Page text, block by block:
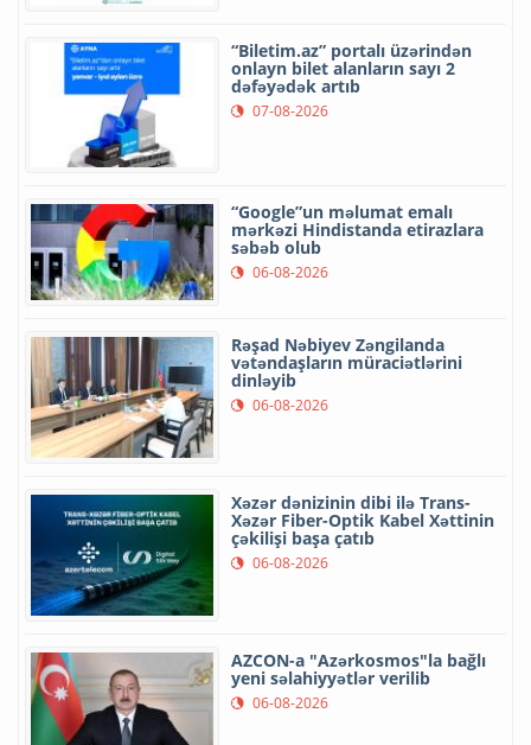
“Biletim.az” portalı üzərindən
onlayn bilet alanların sayı 2
dəfəyədək artıb
07-08-2026
“Google”un məlumat emalı
mərkəzi Hindistanda etirazlara
səbəb olub
06-08-2026
Rəşad Nəbiyev Zəngilanda
vətəndaşların müraciətlərini
dinləyib
06-08-2026
Xəzər dənizinin dibi ilə Trans-
Xəzər Fiber-Optik Kabel Xəttinin
çəkilişi başa çatıb
06-08-2026
AZCON-a "Azərkosmos"la bağlı
yeni səlahiyyətlər verilib
06-08-2026